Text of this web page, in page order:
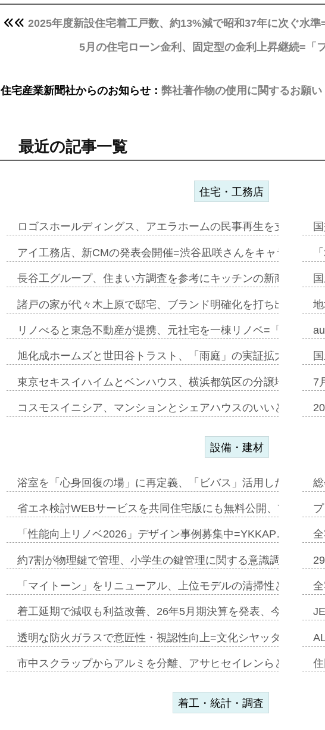
2025年度新設住宅着工戸数、約13%減で昭和37年に次ぐ水
5月の住宅ローン金利、固定型の金利上昇継続=「
住宅産業新聞社からのお知らせ： 弊社著作物の使用に関するお願い
最近の記事一覧
住宅・工務店
ロゴスホールディングス、アエラホームの民事再生を支援=ス
アイ工務店、新CMの発表会開催=渋谷凪咲さんをキャラクタ
長谷工グループ、住まい方調査を参考にキッチンの新商品=「
諸戸の家が代々木上原で邸宅、ブランド明確化を打ち出す=年
リノべると東急不動産が提携、元社宅を一棟リノベ=「職住遊
旭化成ホームズと世田谷トラスト、「雨庭」の実証拡大へ=ガ
東京セキスイハイムとベンハウス、横浜都筑区の分譲地開発で
コスモスイニシア、マンションとシェアハウスのいいとこどり
7
設備・建材
浴室を「心身回復の場」に再定義、「ビバス」活用した新入浴
省エネ検討WEBサービスを共同住宅版にも無料公開、YKKAP
「性能向上リノベ2026」デザイン事例募集中=YKKAP…
約7割が物理鍵で管理、小学生の鍵管理に関する意識調査
「マイトーン」をリニューアル、上位モデルの清掃性と安全
着工延期で減収も利益改善、26年5月期決算を発表、今期は増
透明な防火ガラスで意匠性・視認性向上=文化シヤッター…
市中スクラップからアルミを分離、アサヒセイレンらと協働開
着工・統計・調査